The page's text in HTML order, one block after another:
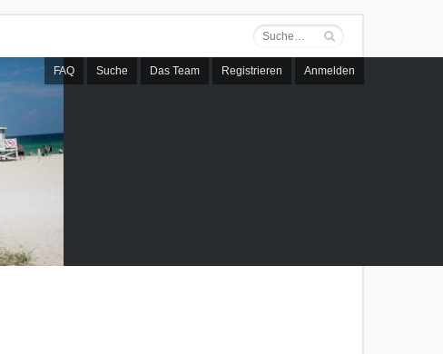
FAQ Suche Das Team Registrieren Anmelden